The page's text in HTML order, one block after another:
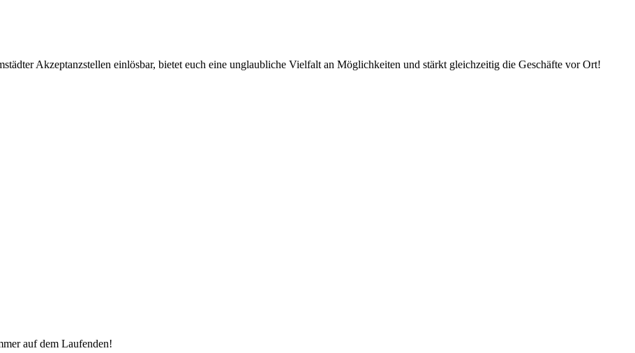
Akzeptanzstellen einlösbar, bietet euch eine unglaubliche Vielfalt an Möglichkeiten und stärkt gleichzeitig die Geschäfte vor Ort!
auf dem Laufenden!